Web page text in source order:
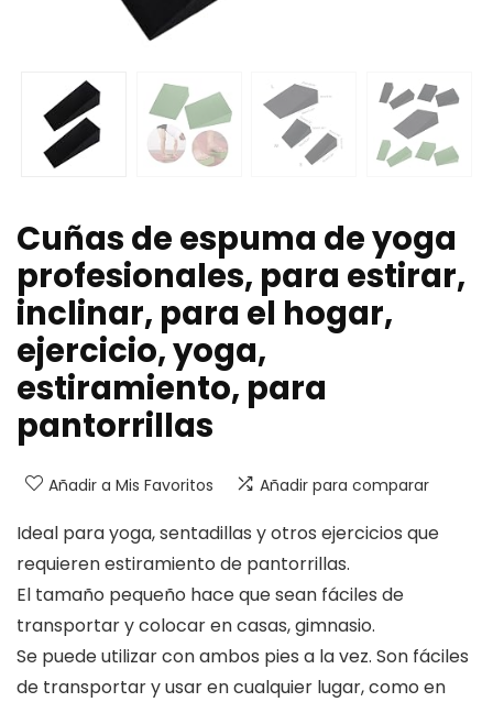
Cuñas de espuma de yoga
profesionales, para estirar,
inclinar, para el hogar,
ejercicio, yoga,
estiramiento, para
pantorrillas
Añadir a Mis Favoritos Añadir para comparar
Ideal para yoga, sentadillas y otros ejercicios que
requieren estiramiento de pantorrillas.
El tamaño pequeño hace que sean fáciles de
transportar y colocar en casas, gimnasio.
Se puede utilizar con ambos pies a la vez. Son fáciles
de transportar y usar en cualquier lugar, como en